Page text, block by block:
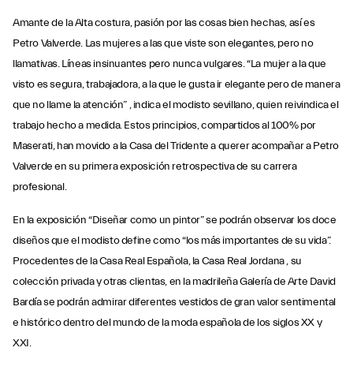
Amante de la Alta costura, pasión por las cosas bien hechas, así es
Petro Valverde. Las mujeres a las que viste son elegantes, pero no
llamativas. Líneas insinuantes pero nunca vulgares. “La mujer a la que
visto es segura, trabajadora, a la que le gusta ir elegante pero de manera
que no llame la atención” , indica el modisto sevillano, quien reivindica el
trabajo hecho a medida. Estos principios, compartidos al 100% por
Maserati, han movido a la Casa del Tridente a querer acompañar a Petro
Valverde en su primera exposición retrospectiva de su carrera
profesional.
En la exposición “Diseñar como un pintor” se podrán observar los doce
diseños que el modisto define como “los más importantes de su vida”.
Procedentes de la Casa Real Española, la Casa Real Jordana , su
colección privada y otras clientas, en la madrileña Galería de Arte David
Bardía se podrán admirar diferentes vestidos de gran valor sentimental
e histórico dentro del mundo de la moda española de los siglos XX y
XXI.